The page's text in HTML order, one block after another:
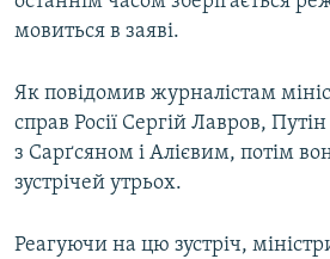
мовиться в заяві.
Як повідомив журналістам
справ Росії Сергій Лавров,
з Сарґсяном і Алієвим, потім
зустрічей утрьох.
Реагуючи на цю зустріч,